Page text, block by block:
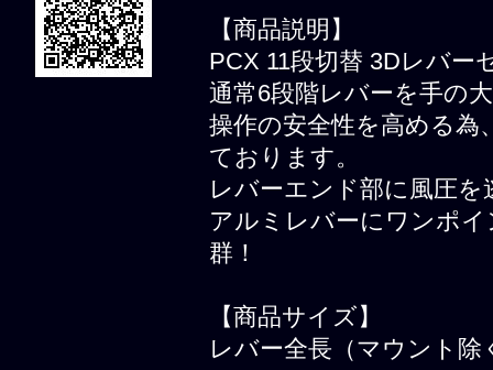
【商品説明】
PCX 11段切替 3Dレバー
通常6段階レバーを手の
操作の安全性を高める為
ております。
レバーエンド部に風圧
アルミレバーにワンポ
群！
【商品サイズ】
レバー全長（マウント除